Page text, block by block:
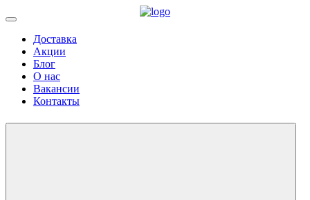
Доставка
Акции
Блог
О нас
Вакансии
Контакты